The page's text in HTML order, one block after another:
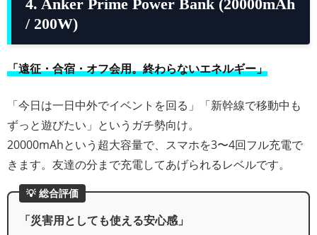
4. Anker Prime Power Bank (20000mAh
/ 200W)
「遠征・合宿・オフ会用。終わらないエネルギー」
「今日は一日中外でイベントを回る」「新幹線で移動中も
ずっと遊びたい」というガチ勢向け。
20000mAhという超大容量で、スマホを3〜4回フル充電で
きます。友達の分まで充電してあげられるレベルです。
💡 総合評価
「災害用としても使える安心感」